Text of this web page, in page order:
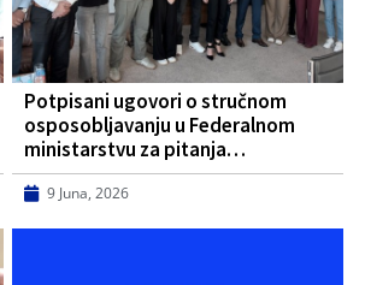
Potpisani ugovori o stručnom
osposobljavanju u Federalnom
ministarstvu za pitanja…
9 Juna, 2026